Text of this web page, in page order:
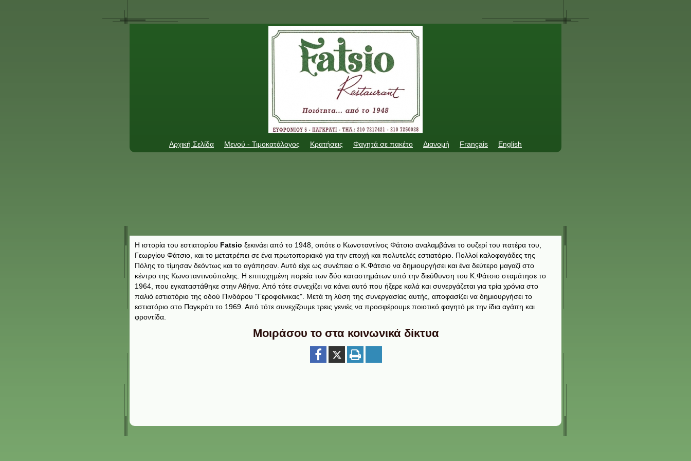
Αρχική Σελίδα Μενού - Τιμοκατάλογος Κρατήσεις Φαγητά σε πακέτο Διανομή Français English
Η ιστορία του εστιατορίου Fatsio ξεκινάει από το 1948, οπότε ο Κωνσταντίνος Φάτσιο αναλαμβάνει το ουζερί του πατέρα του,
Γεωργίου Φάτσιο, και το μετατρέπει σε ένα πρωτοποριακό για την εποχή και πολυτελές εστιατόριο. Πολλοί καλοφαγάδες της
Πόλης το τίμησαν δεόντως και το αγάπησαν. Αυτό είχε ως συνέπεια ο Κ.Φάτσιο να δημιουργήσει και ένα δεύτερο μαγαζί στο
κέντρο της Κωνσταντινούπολης. Η επιτυχημένη πορεία των δύο καταστημάτων υπό την διεύθυνση του Κ.Φάτσιο σταμάτησε το
1964, που εγκαταστάθηκε στην Αθήνα. Από τότε συνεχίζει να κάνει αυτό που ήξερε καλά και συνεργάζεται για τρία χρόνια στο
παλιό εστιατόριο της οδού Πινδάρου "Γεροφοίνικας". Μετά τη λύση της συνεργασίας αυτής, αποφασίζει να δημιουργήσει το
εστιατόριο στο Παγκράτι το 1969. Από τότε συνεχίζουμε τρεις γενιές να προσφέρουμε ποιοτικό φαγητό με την ίδια αγάπη και
φροντίδα.
Μοιράσου το στα κοινωνικά δίκτυα